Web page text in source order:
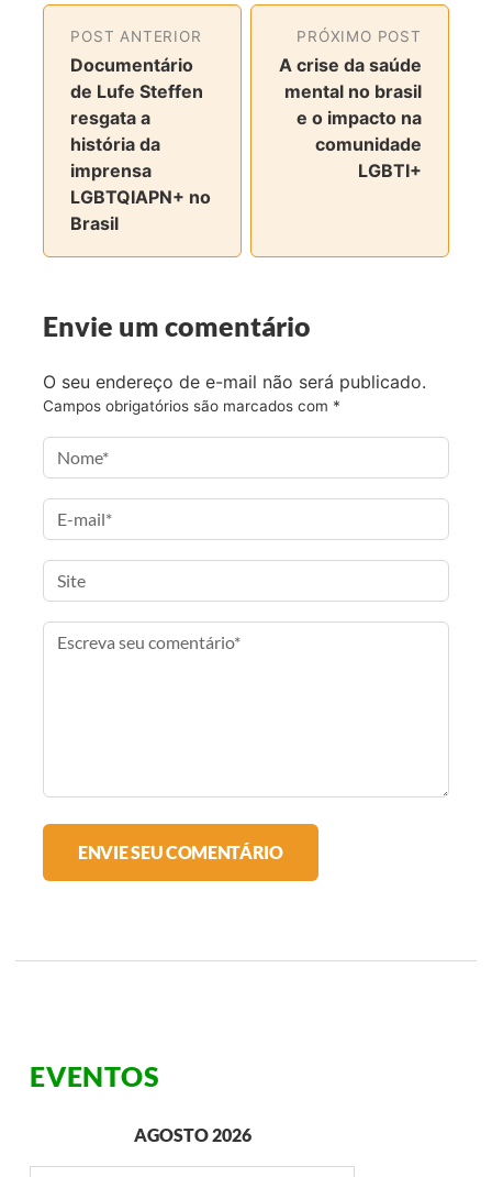
i
l
h
a
r
n
o
F
b
o
k
l
h
a
r
n
o
T
t
r
i
l
h
r
o
a
r
a
i
h
i
a
l
POST ANTERIOR
Documentário
de Lufe Steffen
resgata a
história da
imprensa
LGBTQIAPN+ no
Brasil
PRÓXIMO POST
A crise da saúde
mental no brasil
e o impacto na
comunidade
LGBTI+
Envie um comentário
O seu endereço de e-mail não será publicado.
Campos obrigatórios são marcados com *
EVENTOS
AGOSTO 2026